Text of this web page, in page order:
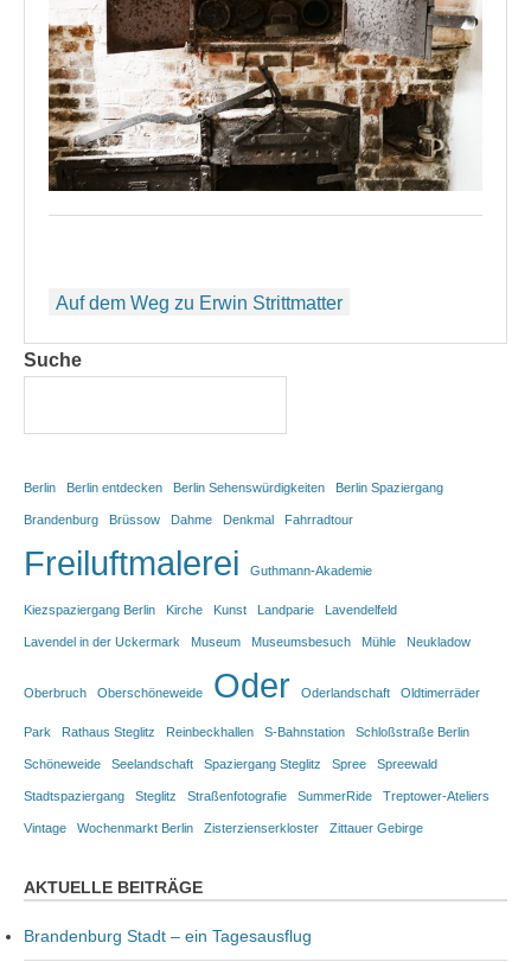
Beitragsnavigation
Auf dem Weg zu Erwin Strittmatter
Suche
Berlin Berlin entdecken Berlin Sehenswürdigkeiten Berlin Spaziergang
Brandenburg Brüssow Dahme Denkmal Fahrradtour
Freiluftmalerei Guthmann-Akademie
Kiezspaziergang Berlin Kirche Kunst Landparie Lavendelfeld
Lavendel in der Uckermark Museum Museumsbesuch Mühle Neukladow
Oberbruch Oberschöneweide Oder Oderlandschaft Oldtimerräder
Park Rathaus Steglitz Reinbeckhallen S-Bahnstation Schloßstraße Berlin
Schöneweide Seelandschaft Spaziergang Steglitz Spree Spreewald
Stadtspaziergang Steglitz Straßenfotografie SummerRide Treptower-Ateliers
Vintage Wochenmarkt Berlin Zisterzienserkloster Zittauer Gebirge
AKTUELLE BEITRÄGE
Brandenburg Stadt – ein Tagesausflug